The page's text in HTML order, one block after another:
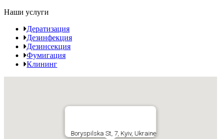
Наши услуги
Дератизация
Дезинфекция
Дезинсекция
Фумигация
Клининг
Boryspilska St, 7, Kyiv, Ukraine